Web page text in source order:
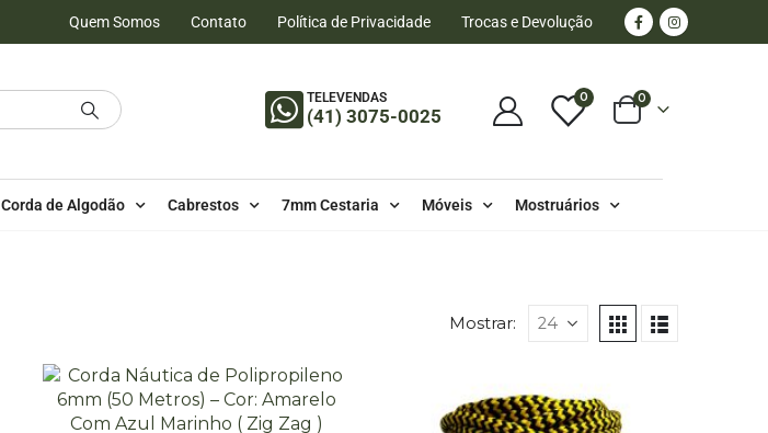
Quem Somos Contato Política de Privacidade Trocas e Devolução
TELEVENDAS
(41) 3075-0025
0 0
Corda de Algodão Cabrestos 7mm Cestaria Móveis Mostruários
Mostrar: